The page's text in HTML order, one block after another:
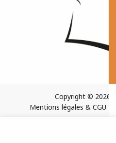
Copyright © 2026
Mentions légales & CGU